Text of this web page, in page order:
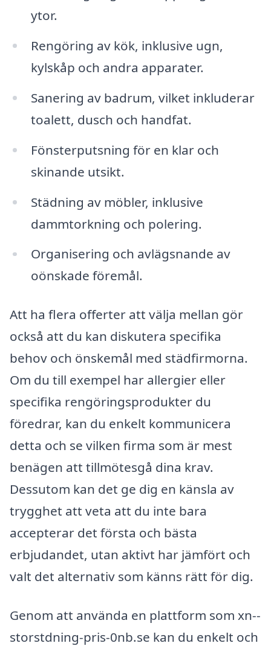
ytor.
Rengöring av kök, inklusive ugn,
kylskåp och andra apparater.
Sanering av badrum, vilket inkluderar
toalett, dusch och handfat.
Fönsterputsning för en klar och
skinande utsikt.
Städning av möbler, inklusive
dammtorkning och polering.
Organisering och avlägsnande av
oönskade föremål.
Att ha flera offerter att välja mellan gör
också att du kan diskutera specifika
behov och önskemål med städfirmorna.
Om du till exempel har allergier eller
specifika rengöringsprodukter du
föredrar, kan du enkelt kommunicera
detta och se vilken firma som är mest
benägen att tillmötesgå dina krav.
Dessutom kan det ge dig en känsla av
trygghet att veta att du inte bara
accepterar det första och bästa
erbjudandet, utan aktivt har jämfört och
valt det alternativ som känns rätt för dig.
Genom att använda en plattform som xn--
storstdning-pris-0nb.se kan du enkelt och